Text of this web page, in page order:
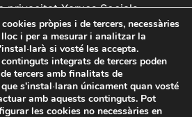
privacitat Xarxes Socials
el Servicio de Informática de Diputación
de Alicante
pròpies i de tercers, necessàries
i per a mesurar i analitzar la
si vosté les accepta.
integrats de tercers poden
tercers amb finalitats de
s'instal·laran únicament quan vosté
amb aquests continguts. Pot
les cookies no necessàries en